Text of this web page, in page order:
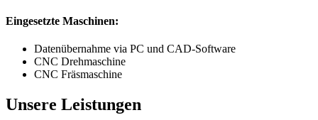
Eingesetzte Maschinen:
Datenübernahme via PC und CAD-Software
CNC Drehmaschine
CNC Fräsmaschine
Unsere Leistungen